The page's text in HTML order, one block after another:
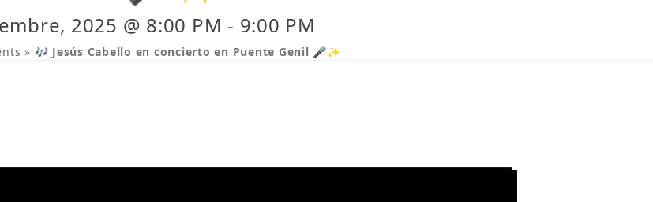
2025 @ 8:00 PM - 9:00 PM
» 🎶 Jesús Cabello en concierto en Puente Genil 🎤✨